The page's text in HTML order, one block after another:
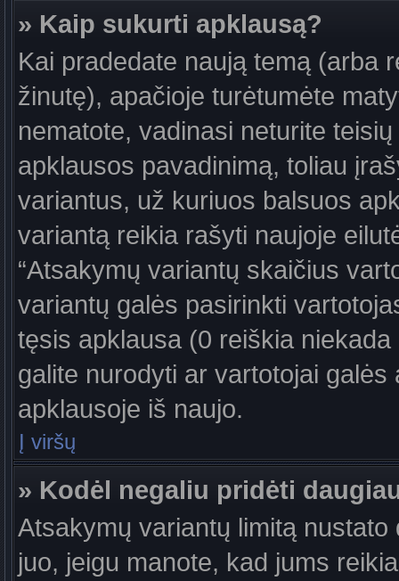
» Kaip sukurti apklausą?
Kai pradedate naują temą (arba
žinutę), apačioje turėtumėte
nematote, vadinasi neturite
apklausos pavadinimą, toliau
variantus, už kuriuos balsuos
variantą reikia rašyti naujoje
“Atsakymų variantų skaičius
variantų galės pasirinkti
tęsis apklausa (0 reiškia
galite nurodyti ar vartotojai
apklausoje iš naujo.
Į viršų
» Kodėl negaliu pridėti
Atsakymų variantų limitą
juo, jeigu manote, kad jums